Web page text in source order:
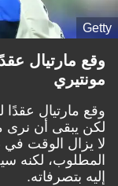
Getty
وقع مارتيال
مونتيري
وقع مارتيال عقدًا
لكن يبقى أن نرى
لا يزال الوقت في
المطلوب، لكنه
إليه بتصرفاته.